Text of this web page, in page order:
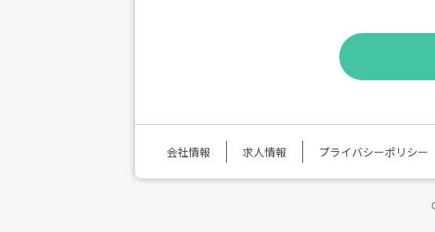
会社情報︎ 求人情報 プライバシーポリシー